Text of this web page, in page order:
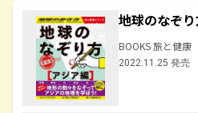
地球のなぞ
BOOKS 旅と健康
2022.11.25 発売